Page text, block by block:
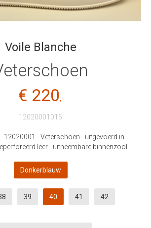
Voile Blanche
€ 220,-
12020001015
12020001 - Veterschoen - uitgevoerd in
leer - uitneembare binnenzool
Donkerblauw
39 40 41 42